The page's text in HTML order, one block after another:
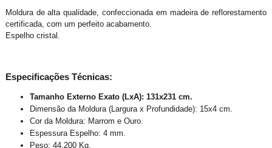
Moldura de alta qualidade, confeccionada em madeira de reflorestamento
certificada, com um perfeito acabamento.
Espelho cristal.
Especificações Técnicas:
Tamanho Externo Exato (LxA): 131x231 cm.
Dimensão da Moldura (Largura x Profundidade): 15x4 cm.
Cor da Moldura: Marrom e Ouro.
Espessura Espelho: 4 mm.
Peso: 44,200 Kg.